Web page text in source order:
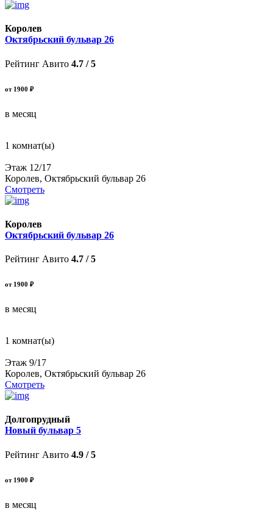
Королев
Октябрьский бульвар 26
Рейтинг Авито 4.7 / 5
от 1900 ₽
в месяц
1 комнат(ы)
Этаж 12/17
Королев, Октябрьский бульвар 26
Смотреть
Королев
Октябрьский бульвар 26
Рейтинг Авито 4.7 / 5
от 1900 ₽
в месяц
1 комнат(ы)
Этаж 9/17
Королев, Октябрьский бульвар 26
Смотреть
Долгопрудный
Новый бульвар 5
Рейтинг Авито 4.9 / 5
от 1900 ₽
в месяц